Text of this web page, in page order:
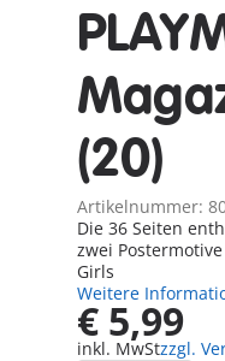
(20)
Artikelnummer:
Die 36 Seiten
zwei
Girls
Weitere
€ 5,99
inkl. MwStzzgl.